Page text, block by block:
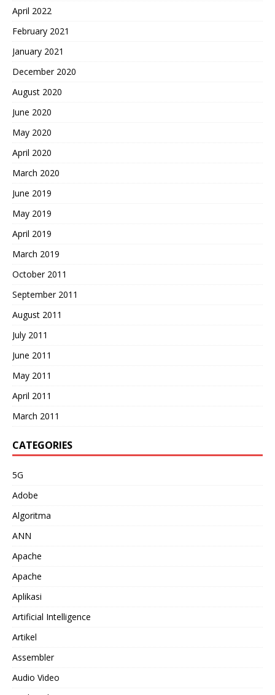
April 2022
February 2021
January 2021
December 2020
August 2020
June 2020
May 2020
April 2020
March 2020
June 2019
May 2019
April 2019
March 2019
October 2011
September 2011
August 2011
July 2011
June 2011
May 2011
April 2011
March 2011
CATEGORIES
5G
Adobe
Algoritma
ANN
Apache
Apache
Aplikasi
Artificial Intelligence
Artikel
Assembler
Audio Video